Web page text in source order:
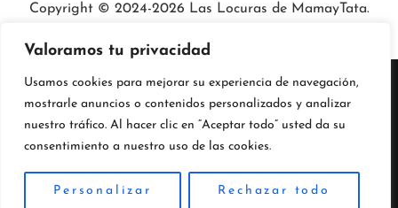
Valoramos tu privacidad
Usamos cookies para mejorar su experiencia de navegación,
mostrarle anuncios o contenidos personalizados y analizar
nuestro tráfico. Al hacer clic en “Aceptar todo” usted da su
consentimiento a nuestro uso de las cookies.
Personalizar Rechazar todo
Copyright © 2024-2026 Las Locuras de MamayTata.